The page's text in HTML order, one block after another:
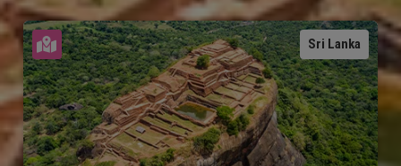
Sri Lanka
Karte ansehen